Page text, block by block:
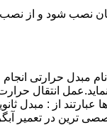
نصب شود و از نصب
مبدل حرارتی
انتقال
از : مبدل
ترین در تعمیر